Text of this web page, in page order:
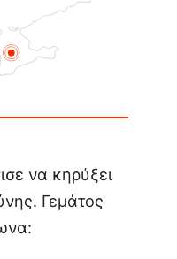
να κηρύξει
Γεμάτος